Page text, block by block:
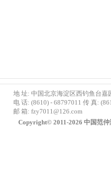
地 址: 中国北京海淀区西钓鱼台嘉
电 话: (8610) - 68797011 传 真:
邮 箱: fzy7011@126.com
Copyright© 2011-2026 中国范